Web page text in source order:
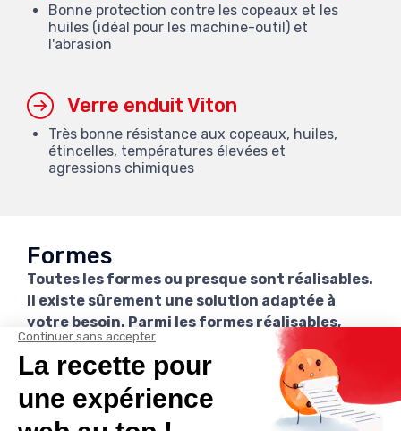
Bonne protection contre les copeaux et les
huiles (idéal pour les machine-outil) et
l'abrasion
Verre enduit Viton
Très bonne résistance aux copeaux, huiles,
étincelles, températures élevées et
agressions chimiques
Formes
Toutes les formes ou presque sont réalisables.
Il existe sûrement une solution adaptée à
votre besoin. Parmi les formes réalisables,
voici les plus demandées.
Caisson